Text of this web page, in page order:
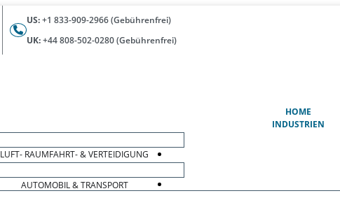
US:+1 833-909-2966 (Gebührenfrei)
UK:+44 808-502-0280 (Gebührenfrei)
HOME
INDUSTRIEN
LUFT- RAUMFAHRT- & VERTEIDIGUNG
AUTOMOBIL & TRANSPORT